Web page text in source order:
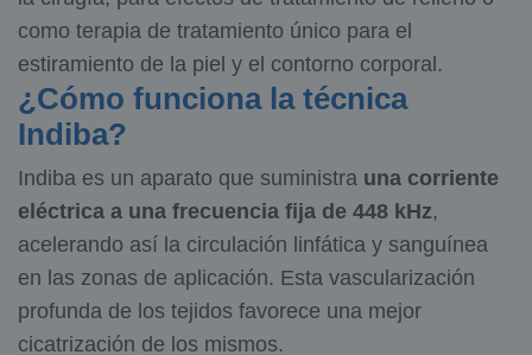
como terapia de tratamiento único para el
estiramiento de la piel y el contorno corporal.
¿Cómo funciona la técnica
Indiba?
Indiba es un aparato que suministra una corriente
eléctrica a una frecuencia fija de 448 kHz,
acelerando así la circulación linfática y sanguínea
en las zonas de aplicación. Esta vascularización
profunda de los tejidos favorece una mejor
cicatrización de los mismos.